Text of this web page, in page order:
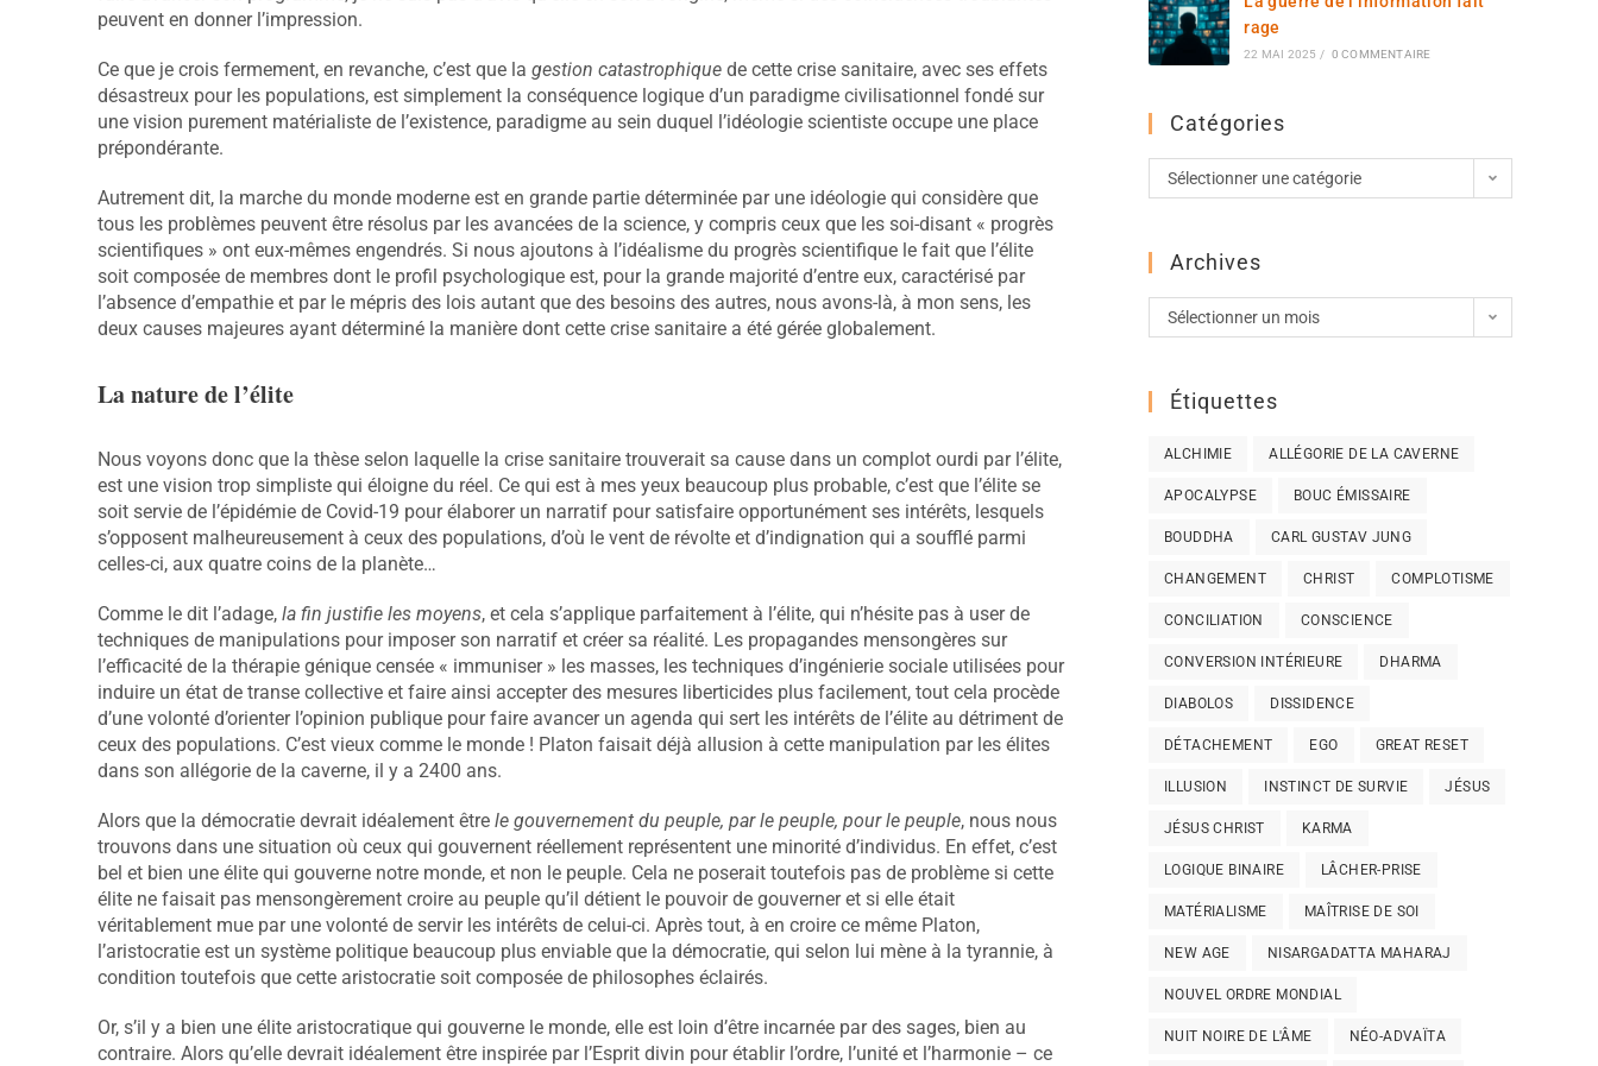
peuvent en donner l’impression.
Ce que je crois fermement, en revanche, c’est que la gestion catastrophique de cette crise sanitaire, avec ses effets
désastreux pour les populations, est simplement la conséquence logique d’un paradigme civilisationnel fondé sur
une vision purement matérialiste de l’existence, paradigme au sein duquel l’idéologie scientiste occupe une place
prépondérante.
Autrement dit, la marche du monde moderne est en grande partie déterminée par une idéologie qui considère que
tous les problèmes peuvent être résolus par les avancées de la science, y compris ceux que les soi-disant « progrès
scientifiques » ont eux-mêmes engendrés. Si nous ajoutons à l’idéalisme du progrès scientifique le fait que l’élite
soit composée de membres dont le profil psychologique est, pour la grande majorité d’entre eux, caractérisé par
l’absence d’empathie et par le mépris des lois autant que des besoins des autres, nous avons-là, à mon sens, les
deux causes majeures ayant déterminé la manière dont cette crise sanitaire a été gérée globalement.
La nature de l’élite
Nous voyons donc que la thèse selon laquelle la crise sanitaire trouverait sa cause dans un complot ourdi par l’élite,
est une vision trop simpliste qui éloigne du réel. Ce qui est à mes yeux beaucoup plus probable, c’est que l’élite se
soit servie de l’épidémie de Covid-19 pour élaborer un narratif pour satisfaire opportunément ses intérêts, lesquels
s’opposent malheureusement à ceux des populations, d’où le vent de révolte et d’indignation qui a soufflé parmi
celles-ci, aux quatre coins de la planète…
Comme le dit l’adage, la fin justifie les moyens, et cela s’applique parfaitement à l’élite, qui n’hésite pas à user de
techniques de manipulations pour imposer son narratif et créer sa réalité. Les propagandes mensongères sur
l’efficacité de la thérapie génique censée « immuniser » les masses, les techniques d’ingénierie sociale utilisées pour
induire un état de transe collective et faire ainsi accepter des mesures liberticides plus facilement, tout cela procède
d’une volonté d’orienter l’opinion publique pour faire avancer un agenda qui sert les intérêts de l’élite au détriment de
ceux des populations. C’est vieux comme le monde ! Platon faisait déjà allusion à cette manipulation par les élites
dans son allégorie de la caverne, il y a 2400 ans.
Alors que la démocratie devrait idéalement être le gouvernement du peuple, par le peuple, pour le peuple, nous nous
trouvons dans une situation où ceux qui gouvernent réellement représentent une minorité d’individus. En effet, c’est
bel et bien une élite qui gouverne notre monde, et non le peuple. Cela ne poserait toutefois pas de problème si cette
élite ne faisait pas mensongèrement croire au peuple qu’il détient le pouvoir de gouverner et si elle était
véritablement mue par une volonté de servir les intérêts de celui-ci. Après tout, à en croire ce même Platon,
l’aristocratie est un système politique beaucoup plus enviable que la démocratie, qui selon lui mène à la tyrannie, à
condition toutefois que cette aristocratie soit composée de philosophes éclairés.
Or, s’il y a bien une élite aristocratique qui gouverne le monde, elle est loin d’être incarnée par des sages, bien au
contraire. Alors qu’elle devrait idéalement être inspirée par l’Esprit divin pour établir l’ordre, l’unité et l’harmonie – ce
rage
22 MAI 2025 / 0 COMMENTAIRE
Catégories
Sélectionner une catégorie
Archives
Sélectionner un mois
Étiquettes
ALCHIMIE ALLÉGORIE DE LA CAVERNE
APOCALYPSE BOUC ÉMISSAIRE
BOUDDHA CARL GUSTAV JUNG
CHANGEMENT CHRIST COMPLOTISME
CONCILIATION CONSCIENCE
CONVERSION INTÉRIEURE DHARMA
DIABOLOS DISSIDENCE
DÉTACHEMENT EGO GREAT RESET
ILLUSION INSTINCT DE SURVIE JÉSUS
JÉSUS CHRIST KARMA
LOGIQUE BINAIRE LÂCHER-PRISE
MATÉRIALISME MAÎTRISE DE SOI
NEW AGE NISARGADATTA MAHARAJ
NOUVEL ORDRE MONDIAL
NUIT NOIRE DE L'ÂME NÉO-ADVAÏTA